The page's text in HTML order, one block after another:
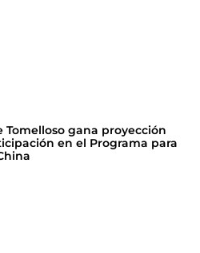
Tomelloso gana proyección
en el Programa para